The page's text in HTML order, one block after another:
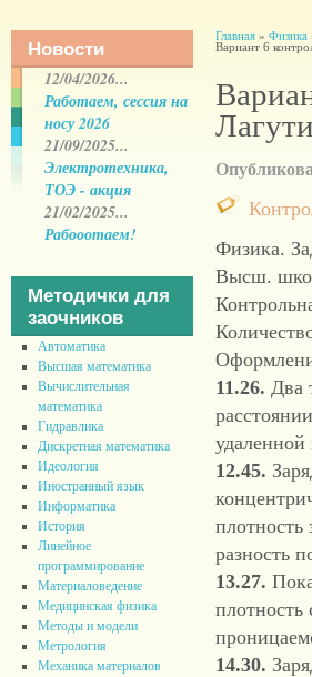
Новости
12/04/2026...
Работаем, сессия на
носу 2026
21/09/2025...
Электротехника,
ТОЭ - акция
21/02/2025...
Рабооотаем!
Методички для
заочников
Автоматика
Высшая математика
Вычислительная
математика
Гидравлика
Дискретная математика
Идеология
Иностранный язык
Информатика
История
Линейное
программирование
Материаловедение
Медицинская физика
Методы и модели
Метрология
Механика материалов
Главная» Физика
Вариант 6
Физика.
Высш.
11.26. Два
расстоянии
удаленной
12.45.
разность
13.27.
плотность
14.30.